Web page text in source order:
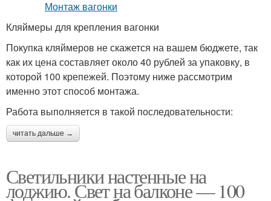
Кляймеры для крепления вагонки
Покупка кляймеров не скажется на вашем бюджете, так
как их цена составляет около 40 рублей за упаковку, в
которой 100 крепежей. Поэтому ниже рассмотрим
именно этот способ монтажа.
Работа выполняется в такой последовательности:
читать дальше →
Светильники настенные на
лоджию. Свет на балконе — 100